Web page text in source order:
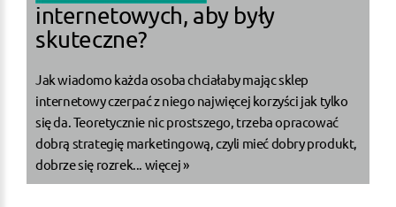
internetowych, aby były
skuteczne?
Jak wiadomo każda osoba chciałaby mając sklep
internetowy czerpać z niego najwięcej korzyści jak tylko
się da. Teoretycznie nic prostszego, trzeba opracować
dobrą strategię marketingową, czyli mieć dobry produkt,
dobrze się rozrek... więcej »